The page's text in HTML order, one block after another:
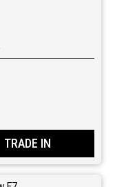
TRADE IN